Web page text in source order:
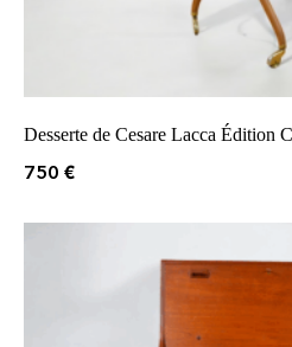
Desserte de Cesare Lacca Édition
750 €